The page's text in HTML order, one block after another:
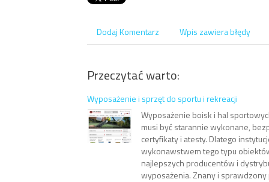
Dodaj Komentarz Wpis zawiera błędy
Przeczytać warto:
Wyposażenie i sprzęt do sportu i rekreacji
Wyposażenie boisk i hal
musi być starannie wykonane,
certyfikaty i atesty. Dlatego
wykonawstwem tego typu
najlepszych producentów i
wyposażenia. Znany i